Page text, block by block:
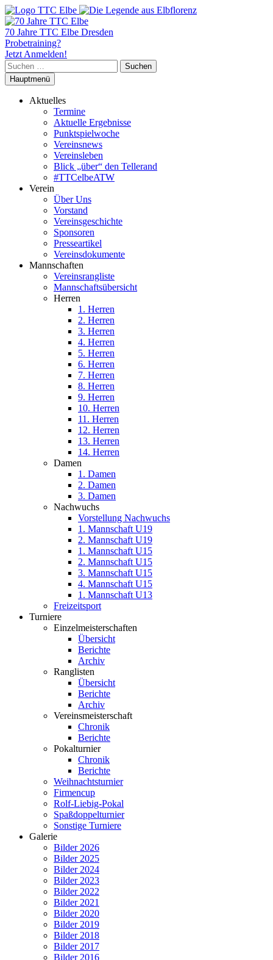
70 Jahre TTC Elbe Dresden
Probetraining?
Jetzt Anmelden!
Suchen
nach:
Hauptmenü
Aktuelles
Termine
Aktuelle Ergebnisse
Punktspielwoche
Vereinsnews
Vereinsleben
Blick „über“ den Tellerand
#TTCelbeATW
Verein
Über Uns
Vorstand
Vereinsgeschichte
Sponsoren
Presseartikel
Vereinsdokumente
Mannschaften
Vereinsrangliste
Mannschaftsübersicht
Herren
1. Herren
2. Herren
3. Herren
4. Herren
5. Herren
6. Herren
7. Herren
8. Herren
9. Herren
10. Herren
11. Herren
12. Herren
13. Herren
14. Herren
Damen
1. Damen
2. Damen
3. Damen
Nachwuchs
Vorstellung Nachwuchs
1. Mannschaft U19
2. Mannschaft U19
1. Mannschaft U15
2. Mannschaft U15
3. Mannschaft U15
4. Mannschaft U15
1. Mannschaft U13
Freizeitsport
Turniere
Einzelmeisterschaften
Übersicht
Berichte
Archiv
Ranglisten
Übersicht
Berichte
Archiv
Vereinsmeisterschaft
Chronik
Berichte
Pokalturnier
Chronik
Berichte
Weihnachtsturnier
Firmencup
Rolf-Liebig-Pokal
Spaßdoppelturnier
Sonstige Turniere
Galerie
Bilder 2026
Bilder 2025
Bilder 2024
Bilder 2023
Bilder 2022
Bilder 2021
Bilder 2020
Bilder 2019
Bilder 2018
Bilder 2017
Bilder 2016